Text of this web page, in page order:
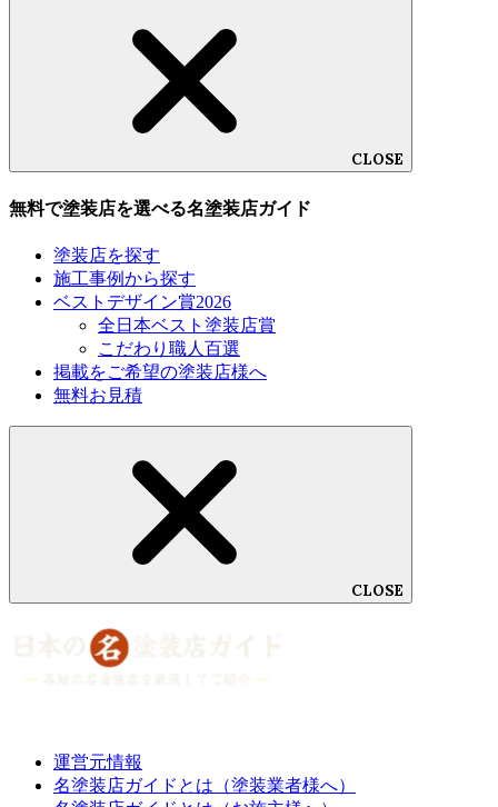
④メンテナンス、重要なお知らせなど必要に応じたご連絡のため
⑤利用規約に違反したユーザーや不正・不当な目的でサービスを利
用しようとするユーザーの特定をし、ご利用をお断りするため
⑥ユーザーにご自身の登録情報の閲覧や変更、削除、ご利用状況の
閲覧を行っていただくため
⑦有料サービスにおいて、ユーザーに利用料金を請求するため
➀当サイトでは、利用目的が変更前と関連性を有すると合理的に認
②利用目的の変更を行った場合には、変更後の目的について、所定
の方法により、ユーザーに通知し、または本ウェブサイト上に公表
するものとします。
個人情報の管理
当サイトでは、個人情報の紛失・破損・漏えい・改ざんを防止する
ために、適切なセキュリティを施した環境で個人情報を厳重に管理
いたします。
当サイトは、次に掲げる場合を除いて、あらかじめユーザーの同意
を得ることなく、第三者に個人情報を提供することはありません。
ただし、個人情報保護法その他の法令で認められる場合を除きま
➀人の生命、身体または財産の保護のために必要がある場合であっ
②公衆衛生の向上または児童の健全な育成の推進のために特に必要
③国の機関もしくは地方公共団体またはその委託を受けた者が法令
の定める事務を遂行することに対して協力する必要がある場合であ
って、本人の同意を得ることにより当該事務の遂行に支障を及ぼす
出をしたとき
(1)利用目的に第三者への提供を含むこと
(2)第三者に提供されるデータの項目
CLOSE
無料で塗装店を選べる名塗装店ガイド
塗装店を探す
施工事例から探す
ベストデザイン賞2026
全日本ベスト塗装店賞
こだわり職人百選
掲載をご希望の塗装店様へ
無料お見積
CLOSE
運営元情報
名塗装店ガイドとは（塗装業者様へ）